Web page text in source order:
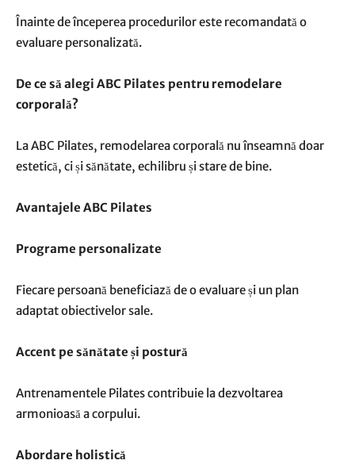
Înainte de începerea procedurilor este recomandată o
evaluare personalizată.
De ce să alegi ABC Pilates pentru remodelare
corporală?
La ABC Pilates, remodelarea corporală nu înseamnă doar
estetică, ci și sănătate, echilibru și stare de bine.
Avantajele ABC Pilates
Programe personalizate
Fiecare persoană beneficiază de o evaluare și un plan
adaptat obiectivelor sale.
Accent pe sănătate și postură
Antrenamentele Pilates contribuie la dezvoltarea
armonioasă a corpului.
Abordare holistică